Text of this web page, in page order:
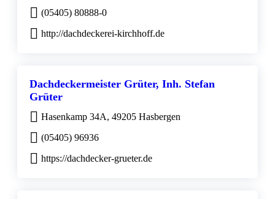
(05405) 80888-0
http://dachdeckerei-kirchhoff.de
Dachdeckermeister Grüter, Inh. Stefan
Grüter
Hasenkamp 34A, 49205 Hasbergen
(05405) 96936
https://dachdecker-grueter.de